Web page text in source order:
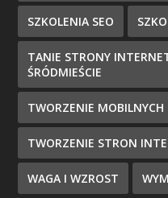
SZKOLENIA SEO
TANIE STRONY
ŚRÓDMIEŚCIE
TWORZENIE MOBILNYCH
TWORZENIE STRON
WAGA I WZROST